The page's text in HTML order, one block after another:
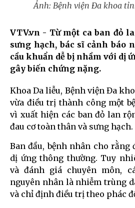
Ảnh: Bệnh viện Đa khoa
VTV.vn - Từ một ca ban đỏ
sưng hạch, bác sĩ cảnh báo
cầu khuẩn dễ bị nhầm với dị
gây biến chứng nặng.
Khoa Da liễu, Bệnh viện Đa
vừa điều trị thành công một
vì xuất hiện các ban đỏ lan
đau cơ toàn thân và sưng hạch.
Ban đầu, bệnh nhân cho
dị ứng thông thường. Tuy
và đánh giá chuyên môn,
nguyên nhân là nhiễm trùng
và chỉ định điều trị theo phác